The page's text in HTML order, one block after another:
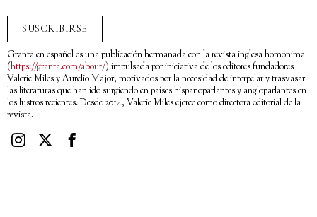
SUSCRIBIRSE
Granta en español es una publicación hermanada con la revista inglesa homónima
(https://granta.com/about/) impulsada por iniciativa de los editores fundadores
Valerie Miles y Aurelio Major, motivados por la necesidad de interpelar y trasvasar
las literaturas que han ido surgiendo en países hispanoparlantes y angloparlantes en
los lustros recientes. Desde 2014, Valerie Miles ejerce como directora editorial de la
revista.